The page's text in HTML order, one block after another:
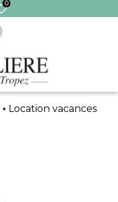
0
Location vacances